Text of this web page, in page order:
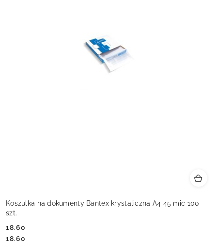
Koszulka na dokumenty Bantex krystaliczna A4 45 mic 100
szt.
Cena:
18.60
Cena:
18.60